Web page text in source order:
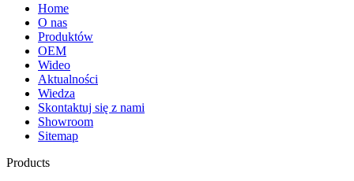
Home
O nas
Produktów
OEM
Wideo
Aktualności
Wiedza
Skontaktuj się z nami
Showroom
Sitemap
Products